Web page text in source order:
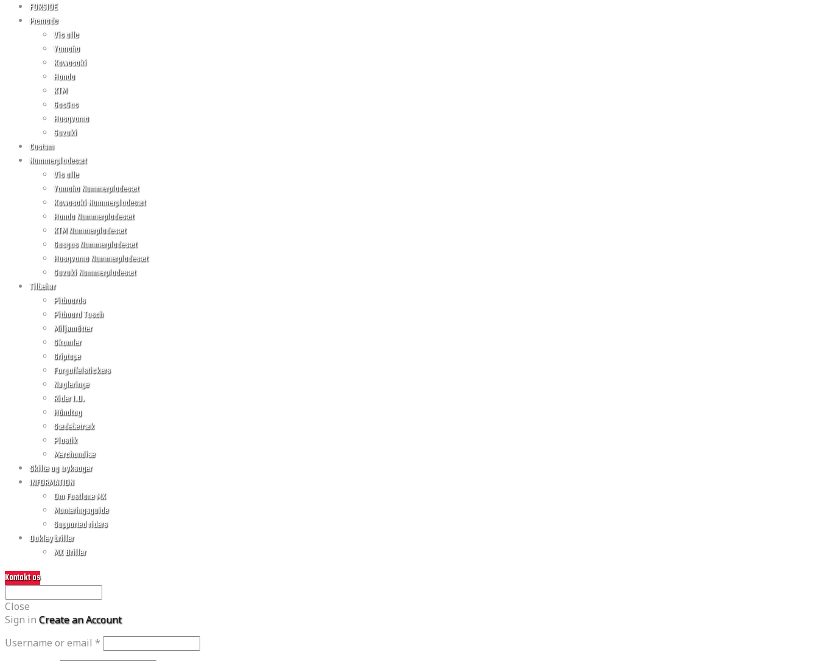
FORSIDE
Premade
Vis alle
Yamaha
Kawasaki
Honda
KTM
GasGas
Husqvarna
Suzuki
Custom
Nummerpladesæt
Vis alle
Yamaha Nummerpladesæt
Kawasaki Nummerpladesæt
Honda Nummerpladesæt
KTM Nummerpladesæt
Gasgas Nummerpladesæt
Husqvarna Nummerpladesæt
Suzuki Nummerpladesæt
Tilbehør
Pitboards
Pitboard Tusch
Miljømåtter
Skamler
Griptape
Forgaffelstickers
Nøgleringe
Rider I.D.
Håndtag
Sædebetræk
Plastik
Merchandise
Skilte og tryksager
INFORMATION
Om Fastlane MX
Monteringsguide
Supported riders
Oakley briller
MX Briller
Kontakt os
Close
Sign in Create an Account
Username or email *